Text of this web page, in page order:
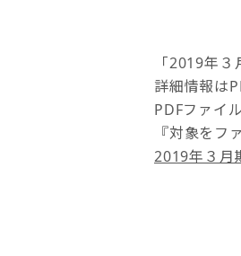
「2019年
詳細情報は
PDFファイ
『対象をフ
2019年３月